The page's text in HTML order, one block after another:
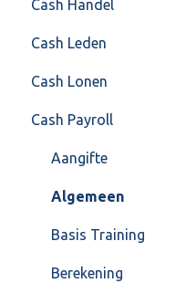
Factureren
Instellingen
Algemeen
Formulierlayout
Cash Handel
Inkoop
Verkoop
Voorraad
Overig
VoorraadService &
Cash Leden
Cash Lonen
Algemeen
Inrichting
Jaarafsluiting
Salarisberekening
Overig
Cash Payroll
Aangifte
Algemeen
Basis Training
Berekening